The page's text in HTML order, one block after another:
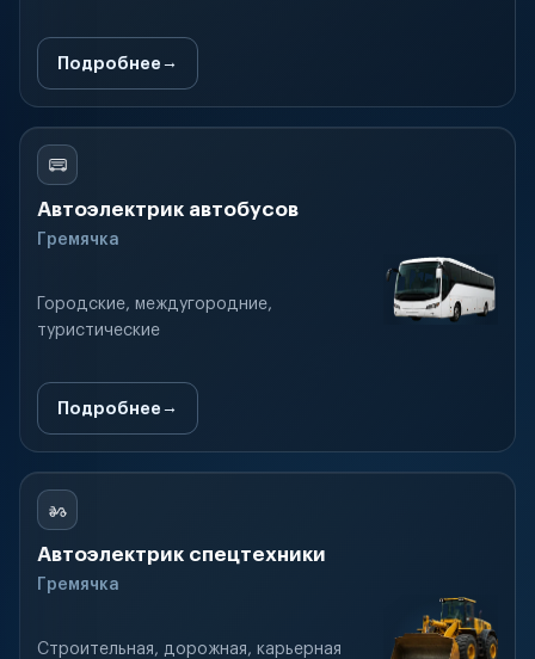
Подробнее
Автоэлектрик автобусов
Гремячка
Городские, междугородние,
туристические
Подробнее
Автоэлектрик спецтехники
Гремячка
Строительная, дорожная, карьерная